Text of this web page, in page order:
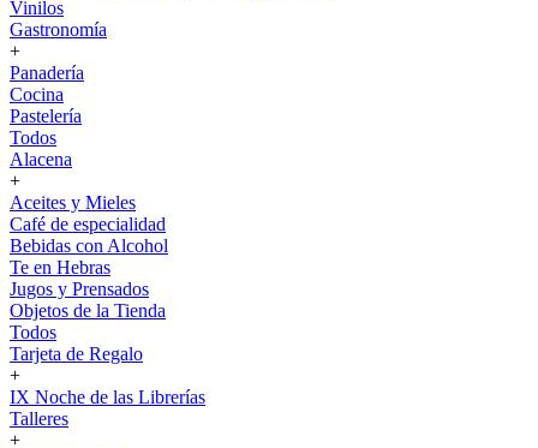
Vinilos
Gastronomía
+
Panadería
Cocina
Pastelería
Todos
Alacena
+
Aceites y Mieles
Café de especialidad
Bebidas con Alcohol
Te en Hebras
Jugos y Prensados
Objetos de la Tienda
Todos
Tarjeta de Regalo
+
IX Noche de las Librerías
Talleres
+